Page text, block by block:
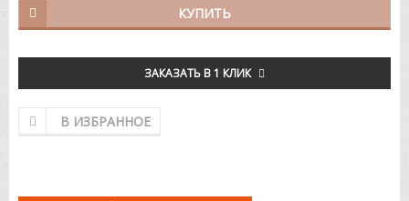
КУПИТЬ
ЗАКАЗАТЬ В 1 КЛИК
В ИЗБРАННОЕ